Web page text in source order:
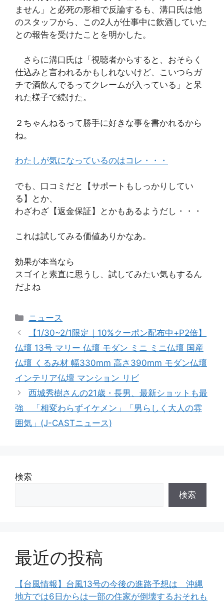
ません」と必死の形相で反論するも、溝口氏は他
のスタッフから、この2人が仕事中に飲酒していた
との報告を受けたことを明かした。
さらに溝口氏は「視聴者からすると、おそらく
仕込みと言われるかもしれないけど、こいつらガ
チで酒飲んでるってクレームが入っている」と呆
れた様子で続けた。
２ちゃんねるって勝手に好きな事を書かれるから
ね。
わたしが気になっているのはコレ・・・
でも、口コミだと【サポートもしっかりしてい
る】とか、
わざわざ【返金保証】とかもあるようだし・・・
これは試してみる価値ありかなあ。
効果が本当なら
スゴイと素直に思うし、試してみたい気もするん
だよね
カ
テ
リ
ー
ニュース
【1/30~2/1限定｜10%クーポン配布中+P2倍】
仏壇 13号 マリー 仏壇 モダン ミニ ミニ仏壇 国産
仏壇 くるみ材 幅330mm 高さ390mm モダン仏壇
インテリア仏壇 マンション リビ
西城秀樹さんの21歳・長男、最新ショットも最
強 「相変わらずイケメン」「男らしく大人の雰
囲気」(J-CASTニュース)
検索
検索
最近の投稿
【台風情報】台風13号の今後の進路予想は 沖縄
地方では6日からは一部の住家が倒壊するおそれも